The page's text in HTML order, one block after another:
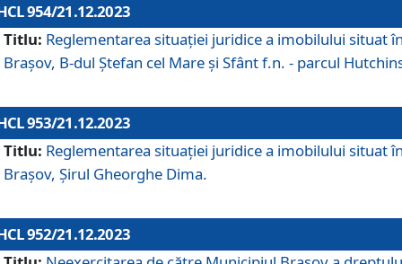
954/21.12.2023
Titlu: Reglementarea situației juridice a imobilului situat
Brașov, B-dul Ștefan cel Mare și Sfânt f.n. - parcul
953/21.12.2023
Titlu: Reglementarea situației juridice a imobilului situat
Brașov, Șirul Gheorghe Dima.
952/21.12.2023